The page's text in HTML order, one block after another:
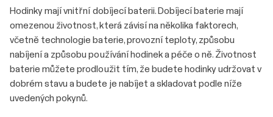
Hodinky mají vnitřní dobíjecí baterii. Dobíjecí baterie mají
omezenou životnost, která závisí na několika faktorech,
včetně technologie baterie, provozní teploty, způsobu
nabíjení a způsobu používání hodinek a péče o ně. Životnost
baterie můžete prodloužit tím, že budete hodinky udržovat v
dobrém stavu a budete je nabíjet a skladovat podle níže
uvedených pokynů.